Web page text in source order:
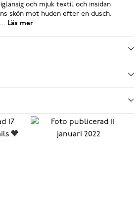
och mjuk textil och insidan
skön mot huden efter en dusch.
Läs mer